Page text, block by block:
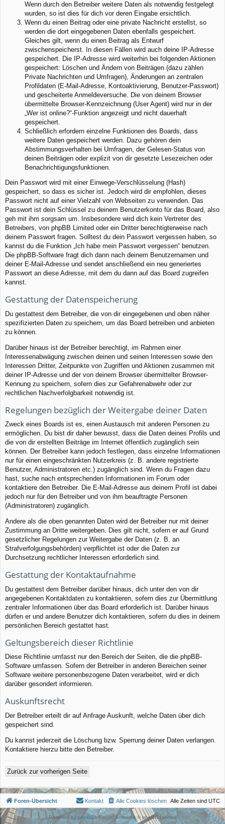
Wenn durch den Betreiber weitere Daten als notwendig festgelegt
wurden, so ist dies für dich vor deren Eingabe ersichtlich.
Wenn du einen Beitrag oder eine private Nachricht erstellst, so
werden die dort eingegebenen Daten ebenfalls gespeichert.
Gleiches gilt, wenn du einen Beitrag als Entwurf
zwischenspeicherst. In diesen Fällen wird auch deine IP-Adresse
gespeichert. Die IP-Adresse wird weiterhin bei folgenden Aktionen
gespeichert: Löschen und Ändern von Beiträgen (dazu zählen
Private Nachrichten und Umfragen), Änderungen an zentralen
Profildaten (E-Mail-Adresse, Kontoaktivierung, Benutzer-Passwort)
und gescheiterte Anmeldeversuche. Die von deinem Browser
übermittelte Browser-Kennzeichnung (User Agent) wird nur in der
„Wer ist online?“-Funktion angezeigt und nicht dauerhaft
gespeichert.
Schließlich erfordern einzelne Funktionen des Boards, dass
weitere Daten gespeichert werden. Dazu gehören dein
Abstimmungsverhalten bei Umfragen, der Gelesen-Status von
deinen Beiträgen oder explizit von dir gesetzte Lesezeichen oder
Benachrichtigungsfunktionen.
Dein Passwort wird mit einer Einwege-Verschlüsselung (Hash)
gespeichert, so dass es sicher ist. Jedoch wird dir empfohlen, dieses
Passwort nicht auf einer Vielzahl von Webseiten zu verwenden. Das
Passwort ist dein Schlüssel zu deinem Benutzerkonto für das Board, also
geh mit ihm sorgsam um. Insbesondere wird dich kein Vertreter des
Betreibers, von phpBB Limited oder ein Dritter berechtigterweise nach
deinem Passwort fragen. Solltest du dein Passwort vergessen haben, so
kannst du die Funktion „Ich habe mein Passwort vergessen“ benutzen.
Die phpBB-Software fragt dich dann nach deinem Benutzernamen und
deiner E-Mail-Adresse und sendet anschließend ein neu generiertes
Passwort an diese Adresse, mit dem du dann auf das Board zugreifen
kannst.
Gestattung der Datenspeicherung
Du gestattest dem Betreiber, die von dir eingegebenen und oben näher
spezifizierten Daten zu speichern, um das Board betreiben und anbieten
zu können.
Darüber hinaus ist der Betreiber berechtigt, im Rahmen einer
Interessenabwägung zwischen deinen und seinen Interessen sowie den
Interessen Dritter, Zeitpunkte von Zugriffen und Aktionen zusammen mit
deiner IP-Adresse und der von deinem Browser übermittelter Browser-
Kennung zu speichern, sofern dies zur Gefahrenabwehr oder zur
rechtlichen Nachverfolgbarkeit notwendig ist.
Regelungen bezüglich der Weitergabe deiner Daten
Zweck eines Boards ist es, einen Austausch mit anderen Personen zu
ermöglichen. Du bist dir daher bewusst, dass die Daten deines Profils und
die von dir erstellten Beiträge im Internet öffentlich zugänglich sein
können. Der Betreiber kann jedoch festlegen, dass einzelne Informationen
nur für einen eingeschränkten Nutzerkreis (z. B. andere registrierte
Benutzer, Administratoren etc.) zugänglich sind. Wenn du Fragen dazu
hast, suche nach entsprechenden Informationen im Forum oder
kontaktiere den Betreiber. Die E-Mail-Adresse aus deinem Profil ist dabei
jedoch nur für den Betreiber und von ihm beauftragte Personen
(Administratoren) zugänglich.
Andere als die oben genannten Daten wird der Betreiber nur mit deiner
Zustimmung an Dritte weitergeben. Dies gilt nicht, sofern er auf Grund
gesetzlicher Regelungen zur Weitergabe der Daten (z. B. an
Strafverfolgungsbehörden) verpflichtet ist oder die Daten zur
Durchsetzung rechtlicher Interessen erforderlich sind.
Gestattung der Kontaktaufnahme
Du gestattest dem Betreiber darüber hinaus, dich unter den von dir
angegebenen Kontaktdaten zu kontaktieren, sofern dies zur Übermittlung
zentraler Informationen über das Board erforderlich ist. Darüber hinaus
dürfen er und andere Benutzer dich kontaktieren, sofern du dies in deinem
persönlichen Bereich gestattet hast.
Geltungsbereich dieser Richtlinie
Diese Richtlinie umfasst nur den Bereich der Seiten, die die phpBB-
Software umfassen. Sofern der Betreiber in anderen Bereichen seiner
Software weitere personenbezogene Daten verarbeitet, wird er dich
darüber gesondert informieren.
Auskunftsrecht
Der Betreiber erteilt dir auf Anfrage Auskunft, welche Daten über dich
gespeichert sind.
Du kannst jederzeit die Löschung bzw. Sperrung deiner Daten verlangen.
Kontaktiere hierzu bitte den Betreiber.
Zurück zur vorherigen Seite
Foren-Übersicht Alle Zeiten sind UTC
Alle Cookies löschen
Kontakt
Powered by phpBB® Forum Software © phpBB Limited